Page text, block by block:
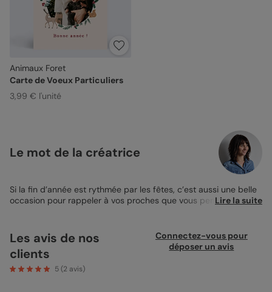
Animaux Foret
Carte de Voeux Particuliers
3,99 € l'unité
Le mot de la créatrice
Si la fin d’année est rythmée par les fêtes, c’est aussi une belle
occasion pour rappeler à vos proches que vous pensez à eux.
attentions qui sauront leur donner le sourire et qu’ils pourront
accrocher fièrement sur leur frigo. Grâce au design Animaux
forêt, envoyez un magnet doux et tendre, qui saura faire fondre
le cœur de vos destinataires. Ajoutez une petite photo dans
Lire la suite
Les avis de nos
clients
5(2 avis)
Connectez-vous pour
déposer un avis